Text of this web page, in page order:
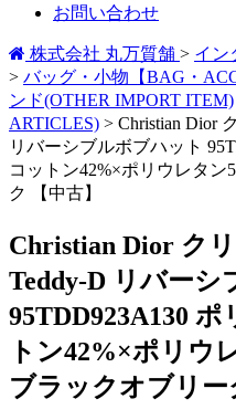
お問い合わせ
株式会社 丸万質舗 > イン
> バッグ・小物【BAG・
ンド(OTHER IMPORT ITEM)
ARTICLES) > Christian Dior
リバーシブルボブハット
コットン42%×ポリウレタ
ク 【中古】
Christian Dior ク
Teddy-D リバーシ
95TDD923A130
トン42%×ポリウ
ブラックオブリー